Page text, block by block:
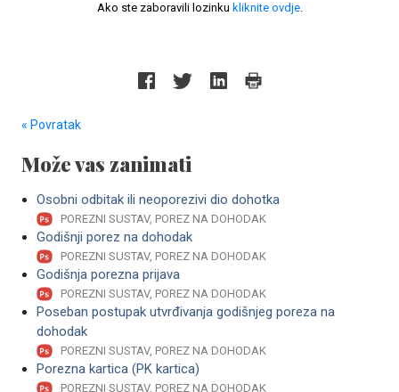
Ako ste zaboravili lozinku kliknite ovdje.
« Povratak
Može vas zanimati
Osobni odbitak ili neoporezivi dio dohotka
POREZNI SUSTAV, POREZ NA DOHODAK
Godišnji porez na dohodak
POREZNI SUSTAV, POREZ NA DOHODAK
Godišnja porezna prijava
POREZNI SUSTAV, POREZ NA DOHODAK
Poseban postupak utvrđivanja godišnjeg poreza na
dohodak
POREZNI SUSTAV, POREZ NA DOHODAK
Porezna kartica (PK kartica)
POREZNI SUSTAV, POREZ NA DOHODAK